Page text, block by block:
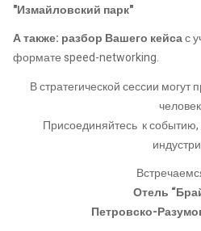
"Измайловский парк"
А также: разбор Вашего кейсас
формате speed-networking.
В стратегической сессии могут
Присоединяйтесь к
Отель
Петровско-